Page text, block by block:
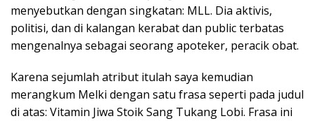
menyebutkan dengan singkatan: MLL. Dia aktivis,
politisi, dan di kalangan kerabat dan public terbatas
mengenalnya sebagai seorang apoteker, peracik obat.
Karena sejumlah atribut itulah saya kemudian
merangkum Melki dengan satu frasa seperti pada judul
di atas: Vitamin Jiwa Stoik Sang Tukang Lobi. Frasa ini